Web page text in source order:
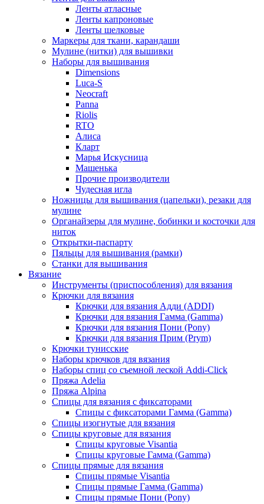
Ленты атласные
Ленты капроновые
Ленты шелковые
Маркеры для ткани, карандаши
Мулине (нитки) для вышивки
Наборы для вышивания
Dimensions
Luca-S
Neocraft
Panna
Riolis
RTO
Алиса
Кларт
Марья Искусница
Машенька
Прочие производители
Чудесная игла
Ножницы для вышивания (цапельки), резаки для
мулине
Органайзеры для мулине, бобинки и косточки для
ниток
Открытки-паспарту
Пяльцы для вышивания (рамки)
Станки для вышивания
Вязание
Инструменты (приспособления) для вязания
Крючки для вязания
Крючки для вязания Адди (ADDI)
Крючки для вязания Гамма (Gamma)
Крючки для вязания Пони (Pony)
Крючки для вязания Прим (Prym)
Крючки тунисские
Наборы крючков для вязания
Наборы спиц со съемной леской Addi-Click
Пряжа Adelia
Пряжа Alpina
Спицы для вязания с фиксаторами
Спицы с фиксаторами Гамма (Gamma)
Спицы изогнутые для вязания
Спицы круговые для вязания
Спицы круговые Visantia
Спицы круговые Гамма (Gamma)
Спицы прямые для вязания
Спицы прямые Visantia
Спицы прямые Гамма (Gamma)
Спицы прямые Пони (Pony)